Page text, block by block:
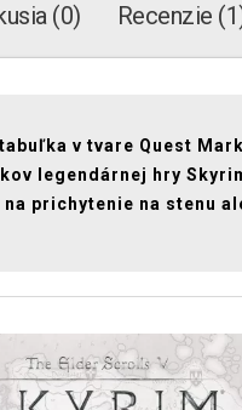
(0) Recenzie
v tvare Quest
legendárnej hry
na prichytenie na stenu